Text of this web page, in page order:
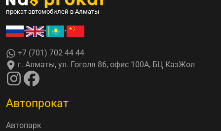
прокат автомобилей в Алматы
• • •
+7 (701) 702 44 44
г. Алматы, ул. Гоголя 86, офис 100А, БЦ КазЖол
Автопрокат
Автопарк